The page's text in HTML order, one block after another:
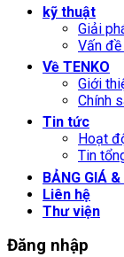
kỹ thuật
Giải
Vấn
Về TENKO
Giới
Chính
Tin tức
Hoạt
Tin
BẢNG GIÁ
Liên hệ
Thư viện
Đăng nhập